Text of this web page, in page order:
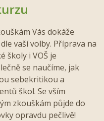
Vás dokáže
vaší volby. Příprava na
školy i VOŠ je
se naučíme, jak
sebekritikou a
škol. Se vším
zkouškám půjde do
opravdu pečlivě!